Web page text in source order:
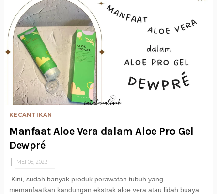
KECANTIKAN
Manfaat Aloe Vera dalam Aloe Pro Gel
Dewpré
MEI 05, 2023
Kini, sudah banyak produk perawatan tubuh yang
memanfaatkan kandungan ekstrak aloe vera atau lidah buaya